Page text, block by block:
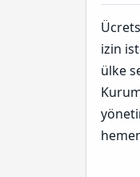
izin
ülke